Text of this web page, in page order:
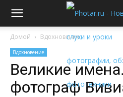
Домой Вдохновение
Вдохновение
Великие
фотограф